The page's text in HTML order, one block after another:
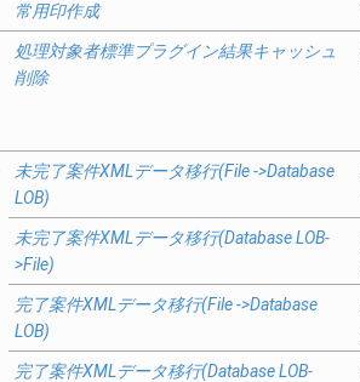
常用印作成
処理対象者標準プラグイン結果キャッシュ
削除
未完了案件XMLデータ移行(File ->Database
LOB)
未完了案件XMLデータ移行(Database LOB-
>File)
完了案件XMLデータ移行(File ->Database
LOB)
完了案件XMLデータ移行(Database LOB-